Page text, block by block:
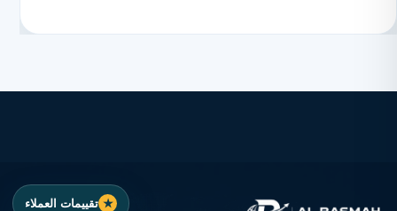
تقييمات العملاء